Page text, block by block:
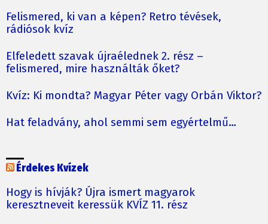
Felismered, ki van a képen? Retro tévések,
rádiósok kvíz
Elfeledett szavak újraélednek 2. rész –
felismered, mire használták őket?
Kvíz: Ki mondta? Magyar Péter vagy Orbán Viktor?
Hat feladvány, ahol semmi sem egyértelmű…
Érdekes Kvízek
Hogy is hívják? Újra ismert magyarok
keresztneveit keressük KVÍZ 11. rész